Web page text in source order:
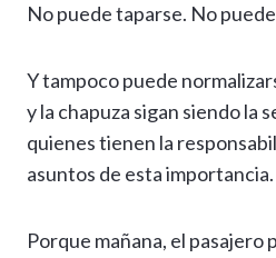
No puede taparse. No
Y tampoco puede
y la chapuza sigan siendo la
quienes tienen la
asuntos de esta importancia.
Porque mañana, el pasajero